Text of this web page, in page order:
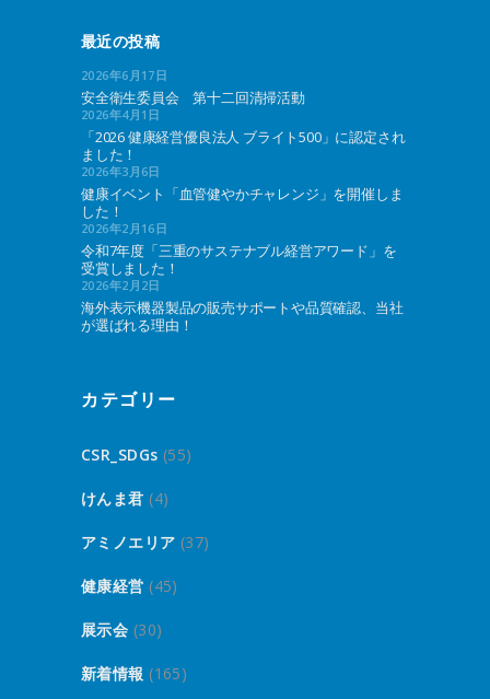
最近の投稿
2026年6月17日
安全衛生委員会 第十二回清掃活動
2026年4月1日
「2026 健康経営優良法人 ブライト500」に認定され
ました！
2026年3月6日
健康イベント「血管健やかチャレンジ」を開催しま
した！
2026年2月16日
令和7年度「三重のサステナブル経営アワード」を
受賞しました！
2026年2月2日
海外表示機器製品の販売サポートや品質確認、当社
が選ばれる理由！
カテゴリー
CSR_SDGs (55)
けんま君 (4)
アミノエリア (37)
健康経営 (45)
展示会 (30)
新着情報 (165)